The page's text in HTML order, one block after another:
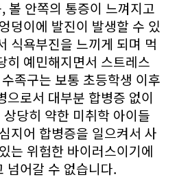
볼 안쪽의 통증이 느껴지고
덩이에 발진이 발생할 수 있
식욕부진을 느끼게 되며 먹
히 예민해지면서 스트레스
족구는 보통 초등학생 이후
으로서 대부분 합병증 없이
당히 약한 미취학 아이들
지어 합병증을 일으켜서 사
는 위험한 바이러스이기에
넘어갈 수 없습니다.